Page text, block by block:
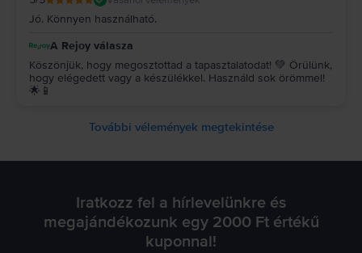
Jó. Könnyen használható.
A Rejoy válasza
Köszönjük, hogy megosztottad a tapasztalatodat! 💚 Örülünk,
hogy elégedett vagy a készülékkel. Használd sok örömmel!
🌟📱
További vélemények megtekintése
Iratkozz fel a hírlevelünkre és
megajándékozunk egy 2000 Ft értékű
kuponnal!